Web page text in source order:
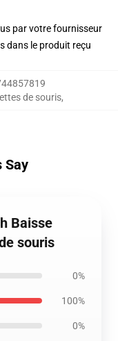
par votre fournisseur
dans le produit reçu
de souris,
Say
Baisse
souris
0%
100%
0%